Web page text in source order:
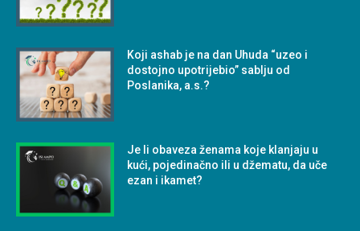
Koji ashab je na dan Uhuda “uzeo i
dostojno upotrijebio” sablju od
Poslanika, a.s.?
Je li obaveza ženama koje klanjaju u
kući, pojedinačno ili u džematu, da uče
ezan i ikamet?